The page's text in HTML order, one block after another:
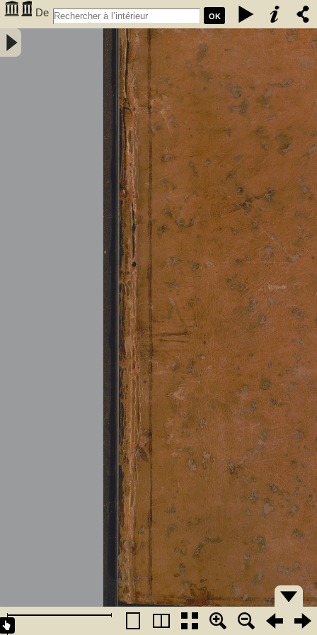
OK
De
l'électricité des végétaux : ouvrage dans lequel on traite de
l'électricité de l'atmosphere sur les plantes, de ses effets sur
l'économie des végétaux, de leurs vertus médico & nutritivo-
électriques, & principalement des moyens de pratique de l'appliquer
utilement à l'agriculture, avec l'invention d'un électro-végétometre .
Avec figures en taille-douce. Par M. l'Abbé Bertholon, de S. Lazare,
professeur de physique expérimentale des états généraux de la
province de Languedoc ... - Bertholon, Pierre Nicolas (abbé ; 1742-